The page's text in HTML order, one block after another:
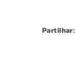
Partilhar: